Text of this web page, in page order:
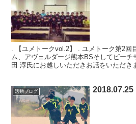
. 【ユメトークvol.2】 . ユメトーク第2回
ム、アヴェルダージ熊本BSそしてビーチ
田 淳氏にお越しいただきお話をいただき
活動ブログ